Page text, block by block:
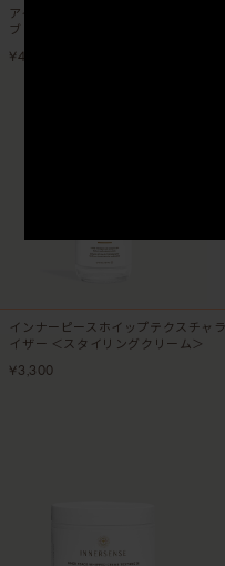
アイクリエイトウェー
ブ ＜スタイリング料＞
¥4,180
インナーピースホイップテクスチャラ
イザー ＜スタイリングクリーム＞
¥3,300